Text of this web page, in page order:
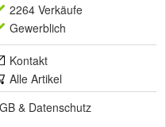
2264 Verkäufe
Gewerblich
Kontakt
Alle Artikel
& Datenschutz